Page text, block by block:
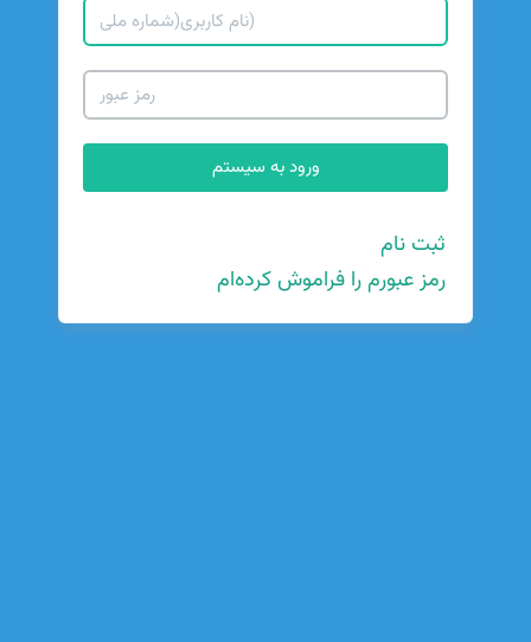
ثبت نام
رمز عبورم را فراموش کرده‌ام